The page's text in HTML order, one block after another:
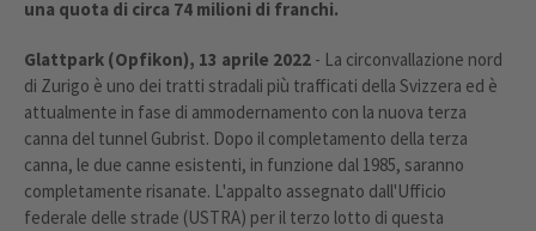
una quota di circa 74 milioni di franchi.
Glattpark (Opfikon), 13 aprile 2022 - La circonvallazione nord
di Zurigo è uno dei tratti stradali più trafficati della Svizzera ed è
attualmente in fase di ammodernamento con la nuova terza
canna del tunnel Gubrist. Dopo il completamento della terza
canna, le due canne esistenti, in funzione dal 1985, saranno
completamente risanate. L'appalto assegnato dall'Ufficio
federale delle strade (USTRA) per il terzo lotto di questa